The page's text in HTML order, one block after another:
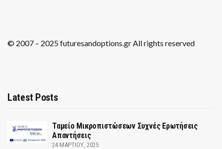
© 2007 – 2025 futuresandoptions.gr All rights reserved
Latest Posts
Ταμείο Μικροπιστώσεων Συχνές Ερωτήσεις
Απαντήσεις
24 ΜΑΡΤΊΟΥ, 2025